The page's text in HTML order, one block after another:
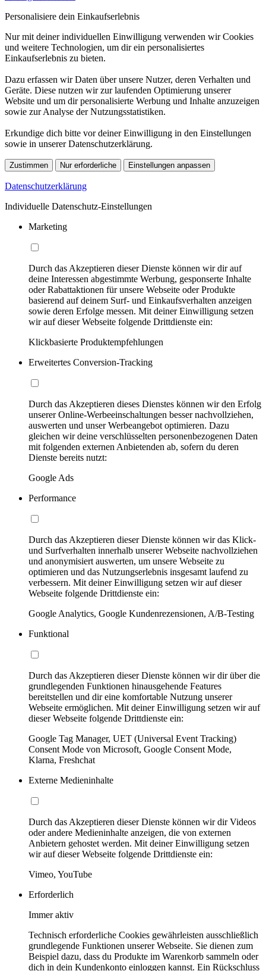
Personalisiere dein Einkaufserlebnis
Nur mit deiner individuellen Einwilligung verwenden wir Cookies
und weitere Technologien, um dir ein personalisiertes
Einkaufserlebnis zu bieten.
Dazu erfassen wir Daten über unsere Nutzer, deren Verhalten und
Geräte. Diese nutzen wir zur laufenden Optimierung unserer
Website und um dir personalisierte Werbung und Inhalte anzuzeigen
sowie zur Analyse der Nutzungsstatistiken.
Erkundige dich bitte vor deiner Einwilligung in den Einstellungen
sowie in unserer Datenschutzerklärung.
Zustimmen Nur erforderliche Einstellungen anpassen
Datenschutzerklärung
Individuelle Datenschutz-Einstellungen
Marketing
Durch das Akzeptieren dieser Dienste können wir dir auf
deine Interessen abgestimmte Werbung, gesponserte Inhalte
oder Rabattaktionen für unsere Webseite oder Produkte
basierend auf deinem Surf- und Einkaufsverhalten anzeigen
sowie deren Erfolge messen. Mit deiner Einwilligung setzen
wir auf dieser Webseite folgende Drittdienste ein:
Klickbasierte Produktempfehlungen
Erweitertes Conversion-Tracking
Durch das Akzeptieren dieses Dienstes können wir den Erfolg
unserer Online-Werbeeinschaltungen besser nachvollziehen,
auswerten und unser Werbeangebot optimieren. Dazu
gleichen wir deine verschlüsselten personenbezogenen Daten
mit folgenden externen Anbietenden ab, sofern du deren
Dienste bereits nutzt:
Google Ads
Performance
Durch das Akzeptieren dieser Dienste können wir das Klick-
und Surfverhalten innerhalb unserer Webseite nachvollziehen
und anonymisiert auswerten, um unsere Webseite zu
optimieren und das Nutzungserlebnis insgesamt laufend zu
verbessern. Mit deiner Einwilligung setzen wir auf dieser
Webseite folgende Drittdienste ein:
Google Analytics, Google Kundenrezensionen, A/B-Testing
Funktional
Durch das Akzeptieren dieser Dienste können wir dir über die
grundlegenden Funktionen hinausgehende Features
bereitstellen und dir eine komfortable Nutzung unserer
Webseite ermöglichen. Mit deiner Einwilligung setzen wir auf
dieser Webseite folgende Drittdienste ein:
Google Tag Manager, UET (Universal Event Tracking)
Consent Mode von Microsoft, Google Consent Mode,
Klarna, Freshchat
Externe Medieninhalte
Durch das Akzeptieren dieser Dienste können wir dir Videos
oder andere Medieninhalte anzeigen, die von externen
Anbietern gehostet werden. Mit deiner Einwilligung setzen
wir auf dieser Webseite folgende Drittdienste ein:
Vimeo, YouTube
Erforderlich
Immer aktiv
Technisch erforderliche Cookies gewährleisten ausschließlich
grundlegende Funktionen unserer Webseite. Sie dienen zum
Beispiel dazu, dass du Produkte im Warenkorb sammeln oder
dich in dein Kundenkonto einloggen kannst. Ein Rückschluss